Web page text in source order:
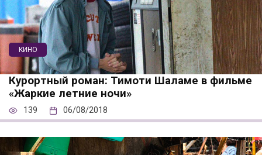
КИНО
Курортный роман: Тимоти Шаламе в фильме
«Жаркие летние ночи»
139 06/08/2018